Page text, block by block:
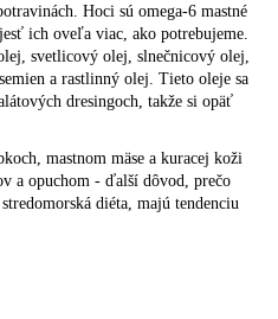
Hoci sú omega-6 mastné
ich oveľa viac, ako potrebujeme.
svetlicový olej, slnečnicový olej,
a rastlinný olej. Tieto oleje sa
dresingoch, takže si opäť
mastnom mäse a kuracej koži
a opuchom - ďalší dôvod, prečo
diéta, majú tendenciu